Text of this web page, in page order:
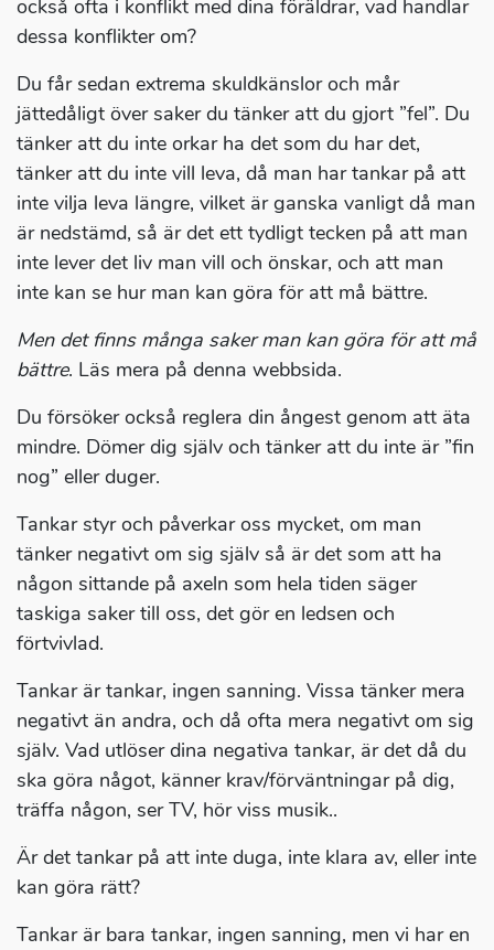
också ofta i konflikt med dina föräldrar, vad handlar
dessa konflikter om?
Du får sedan extrema skuldkänslor och mår
jättedåligt över saker du tänker att du gjort ”fel”. Du
tänker att du inte orkar ha det som du har det,
tänker att du inte vill leva, då man har tankar på att
inte vilja leva längre, vilket är ganska vanligt då man
är nedstämd, så är det ett tydligt tecken på att man
inte lever det liv man vill och önskar, och att man
inte kan se hur man kan göra för att må bättre.
Men det finns många saker man kan göra för att må
bättre. Läs mera på denna webbsida.
Du försöker också reglera din ångest genom att äta
mindre. Dömer dig själv och tänker att du inte är ”fin
nog” eller duger.
Tankar styr och påverkar oss mycket, om man
tänker negativt om sig själv så är det som att ha
någon sittande på axeln som hela tiden säger
taskiga saker till oss, det gör en ledsen och
förtvivlad.
Tankar är tankar, ingen sanning. Vissa tänker mera
negativt än andra, och då ofta mera negativt om sig
själv. Vad utlöser dina negativa tankar, är det då du
ska göra något, känner krav/förväntningar på dig,
träffa någon, ser TV, hör viss musik..
Är det tankar på att inte duga, inte klara av, eller inte
kan göra rätt?
Tankar är bara tankar, ingen sanning, men vi har en